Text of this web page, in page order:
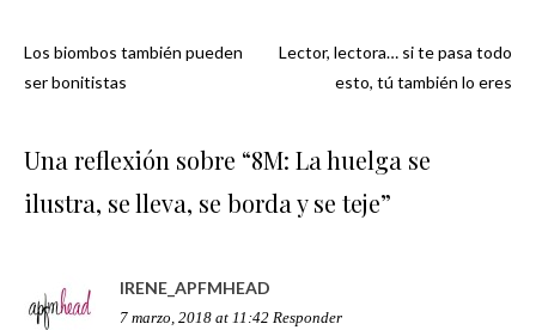
Navegación
entradas
Los biombos también pueden
ser bonitistas
Lector, lectora… si te pasa todo
esto, tú también lo eres
Una reflexión sobre “8M: La huelga se
ilustra, se lleva, se borda y se teje”
IRENE_APFMHEAD
7 marzo, 2018 at 11:42 Responder